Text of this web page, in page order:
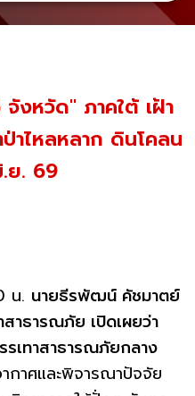
งหวัด" ภาคใต้ เฝ้า
าไหลหลาก ดินโคลน
ย. 69
น. นายธีรพัฒน์ คัชมาตย์
าธารณภัย เปิดเผยว่า
เทาสาธารณภัยกลาง
กาศและพิจารณาปัจจัย